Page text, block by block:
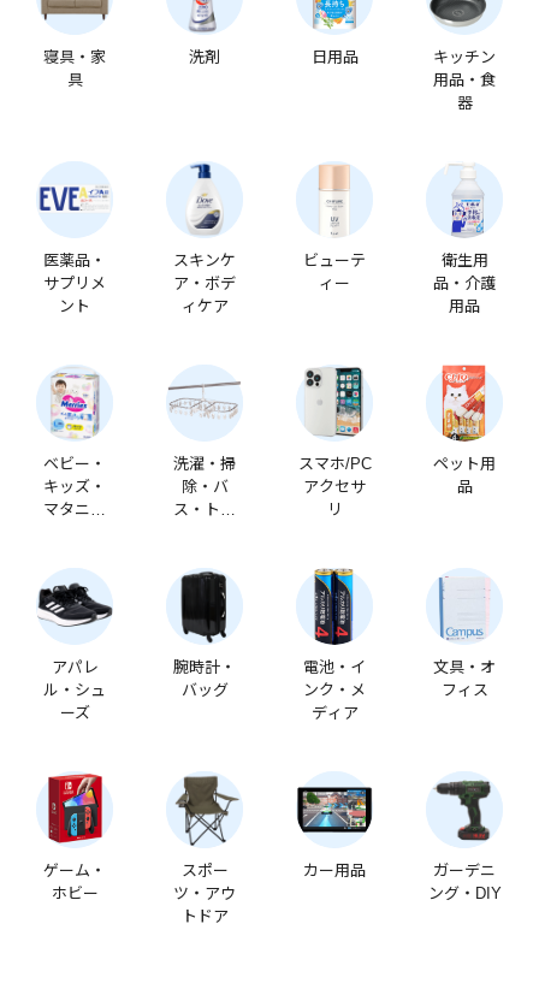
寝具・家
具
洗剤 日用品
キッチン
用品・食
器
医薬品・
サプリメ
ント
スキンケ
ア・ボデ
ィケア
ビューテ
ィー
衛生用
品・介護
用品
ベビー・
キッズ・
マタニテ
洗濯・掃
除・バ
ス・トイ
スマホ/PC
アクセサ
リ
ペット用
品
アパレ
ル・シュ
ーズ
腕時計・
バッグ
電池・イ
ンク・メ
ディア
文具・オ
フィス
ゲーム・
ホビー
スポー
ツ・アウ
トドア
カー用品
ガーデニ
ング・DIY